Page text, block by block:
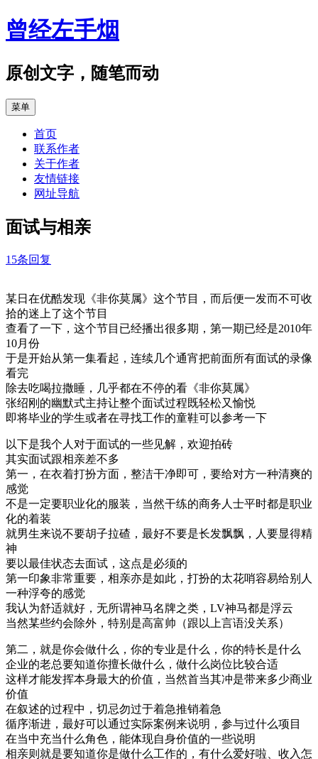
跳
至
文
曾经左手烟
原创文字，随笔而动
菜单
首页
联系作者
关于作者
友情链接
网址导航
面试与相亲
15条回复
某日在优酷发现《非你莫属》这个节目，而后便一发而不可收
拾的迷上了这个节目
查看了一下，这个节目已经播出很多期，第一期已经是2010年
10月份
于是开始从第一集看起，连续几个通宵把前面所有面试的录像
看完
除去吃喝拉撒睡，几乎都在不停的看《非你莫属》
张绍刚的幽默式主持让整个面试过程既轻松又愉悦
即将毕业的学生或者在寻找工作的童鞋可以参考一下
以下是我个人对于面试的一些见解，欢迎拍砖
其实面试跟相亲差不多
第一，在衣着打扮方面，整洁干净即可，要给对方一种清爽的
感觉
不是一定要职业化的服装，当然干练的商务人士平时都是职业
化的着装
就男生来说不要胡子拉碴，最好不要是长发飘飘，人要显得精
神
要以最佳状态去面试，这点是必须的
第一印象非常重要，相亲亦是如此，打扮的太花哨容易给别人
一种浮夸的感觉
我认为舒适就好，无所谓神马名牌之类，LV神马都是浮云
当然某些约会除外，特别是高富帅（跟以上言语没关系）
第二，就是你会做什么，你的专业是什么，你的特长是什么
企业的老总要知道你擅长做什么，做什么岗位比较合适
这样才能发挥本身最大的价值，当然首当其冲是带来多少商业
价值
在叙述的过程中，切忌勿过于着急推销着急
循序渐进，最好可以通过实际案例来说明，参与过什么项目
在当中充当什么角色，能体现自身价值的一些说明
相亲则就是要知道你是做什么工作的，有什么爱好啦、收入怎